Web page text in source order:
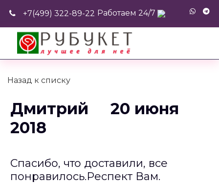
+7(499) 322-89-22 Работаем 24/7
Назад к списку
Дмитрий 20 июня
2018
Спасибо, что доставили, все
понравилось.Респект Вам.